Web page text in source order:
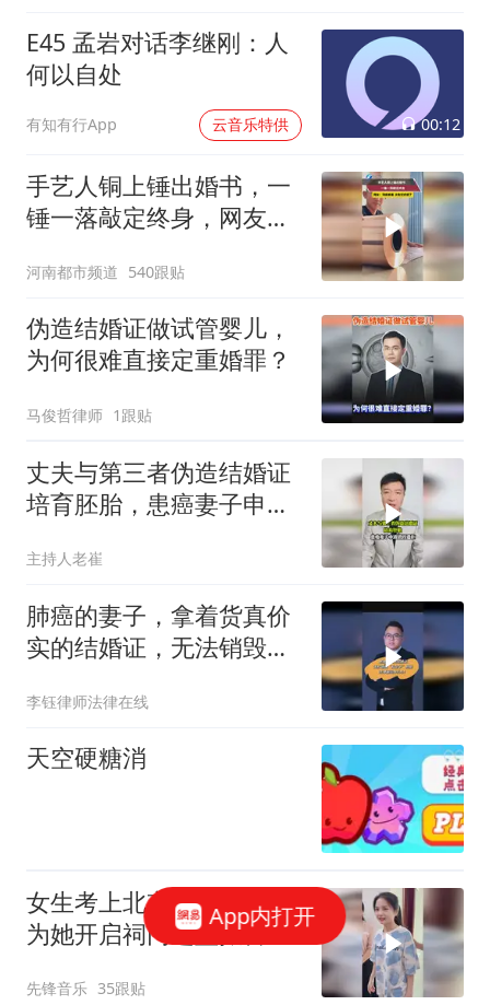
E45 孟岩对话李继刚：人
何以自处
有知有行App 云音乐特供 00:12
手艺人铜上锤出婚书，一
锤一落敲定终身，网友：
河南都市频道 540跟贴
伪造结婚证做试管婴儿，
为何很难直接定重婚罪？
马俊哲律师 1跟贴
丈夫与第三者伪造结婚证
培育胚胎，患癌妻子申请
主持人老崔
肺癌的妻子，拿着货真价
实的结婚证，无法销毁私
李钰律师法律在线
天空硬糖消
女生考上北京大学，家族
为她开启祠门进堂报喜，
先锋音乐 35跟贴
App内打开